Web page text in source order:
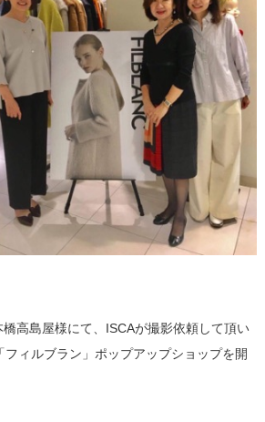
高島屋様にて、ISCAが撮影依頼して頂い
ィルブラン」ポップアップショップを開